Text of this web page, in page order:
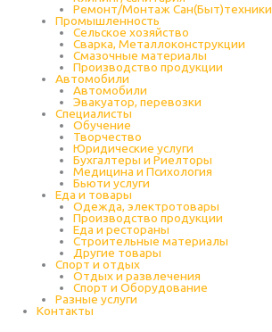
Ремонт/Монтаж Сан(Быт)техники
Промышленность
Cельское хозяйство
Сварка, Металлоконструкции
Cмазочные материалы
Производство продукции
Автомобили
Автомобили
Эвакуатор, перевозки
Специалисты
Обучение
Творчество
Юридические услуги
Бухгалтеры и Риелторы
Медицина и Психология
Бьюти услуги
Еда и товары
Одежда, электротовары
Производство продукции
Еда и рестораны
Строительные материалы
Другие товары
Спорт и отдых
Отдых и развлечения
Спорт и Оборудование
Разные услуги
Контакты